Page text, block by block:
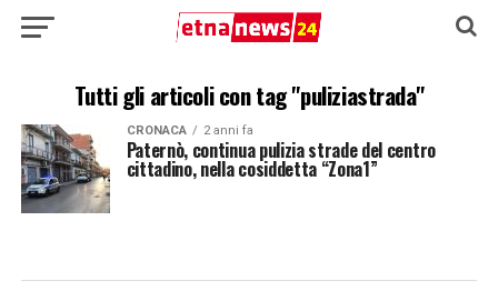
Tutti gli articoli con tag "puliziastrada"
CRONACA 2 anni fa
Paternò, continua pulizia strade del centro
cittadino, nella cosiddetta “Zona1”